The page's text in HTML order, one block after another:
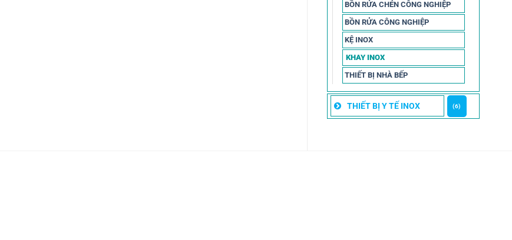
BỒN RỬA CHÉN CÔNG NGHIỆP
BỒN RỬA CÔNG NGHIỆP
KỆ INOX
KHAY INOX
THIẾT BỊ NHÀ BẾP
THIẾT BỊ Y TẾ INOX (6)